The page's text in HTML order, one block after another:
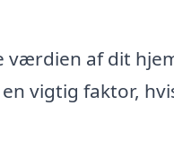
værdien af dit
vigtig faktor,